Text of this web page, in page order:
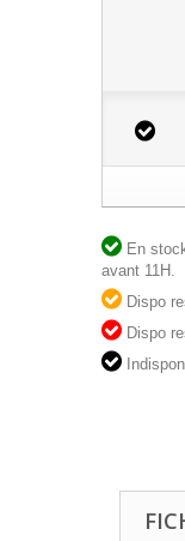
En
avant 11H.
Dispo
Dispo